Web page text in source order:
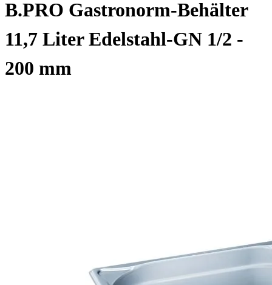
B.PRO Gastronorm-Behälter
11,7 Liter Edelstahl-GN 1/2 -
200 mm